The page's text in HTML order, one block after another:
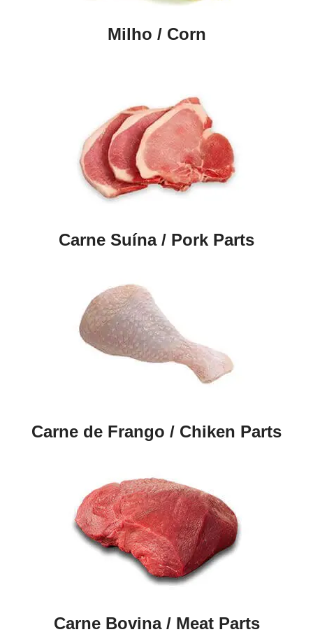
Milho / Corn
Carne Suína / Pork Parts
Carne de Frango / Chiken Parts
Carne Bovina / Meat Parts